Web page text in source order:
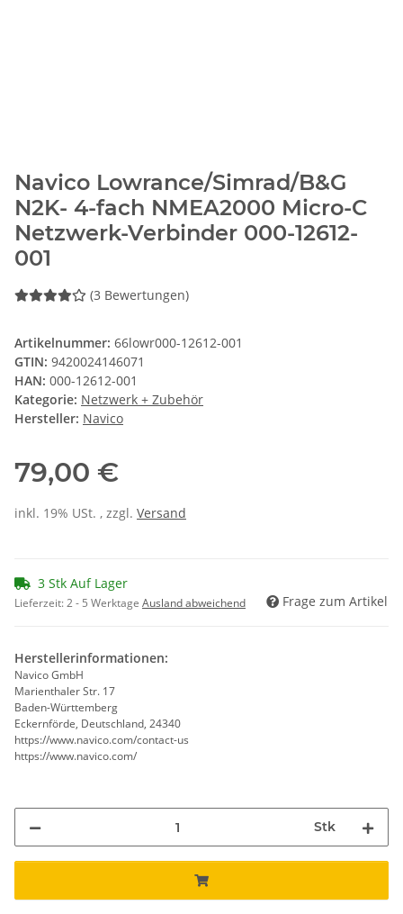
Navico Lowrance/Simrad/B&G
N2K- 4-fach NMEA2000 Micro-C
Netzwerk-Verbinder 000-12612-
001
(3 Bewertungen)
Artikelnummer: 66lowr000-12612-001
GTIN: 9420024146071
HAN: 000-12612-001
Kategorie: Netzwerk + Zubehör
Hersteller: Navico
79,00 €
inkl. 19% USt. , zzgl. Versand
3 Stk Auf Lager
Lieferzeit:2 - 5 Werktage Ausland abweichend Frage zum Artikel
Herstellerinformationen:
Navico GmbH
Marienthaler Str. 17
Baden-Württemberg
Eckernförde, Deutschland, 24340
https://www.navico.com/contact-us
https://www.navico.com/
Stk